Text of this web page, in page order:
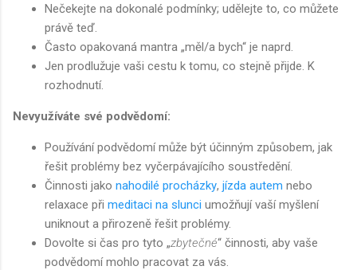
Nečekejte na dokonalé podmínky; udělejte to, co můžete
právě teď.
Často opakovaná mantra „měl/a bych“ je naprd.
Jen prodlužuje vaši cestu k tomu, co stejně přijde. K
rozhodnutí.
Nevyužíváte své podvědomí:
Používání podvědomí může být účinným způsobem, jak
řešit problémy bez vyčerpávajícího soustředění.
Činnosti jako nahodilé procházky, jízda autem nebo
relaxace při meditaci na slunci umožňují vaší myšlení
uniknout a přirozeně řešit problémy.
Dovolte si čas pro tyto „zbytečné“ činnosti, aby vaše
podvědomí mohlo pracovat za vás.